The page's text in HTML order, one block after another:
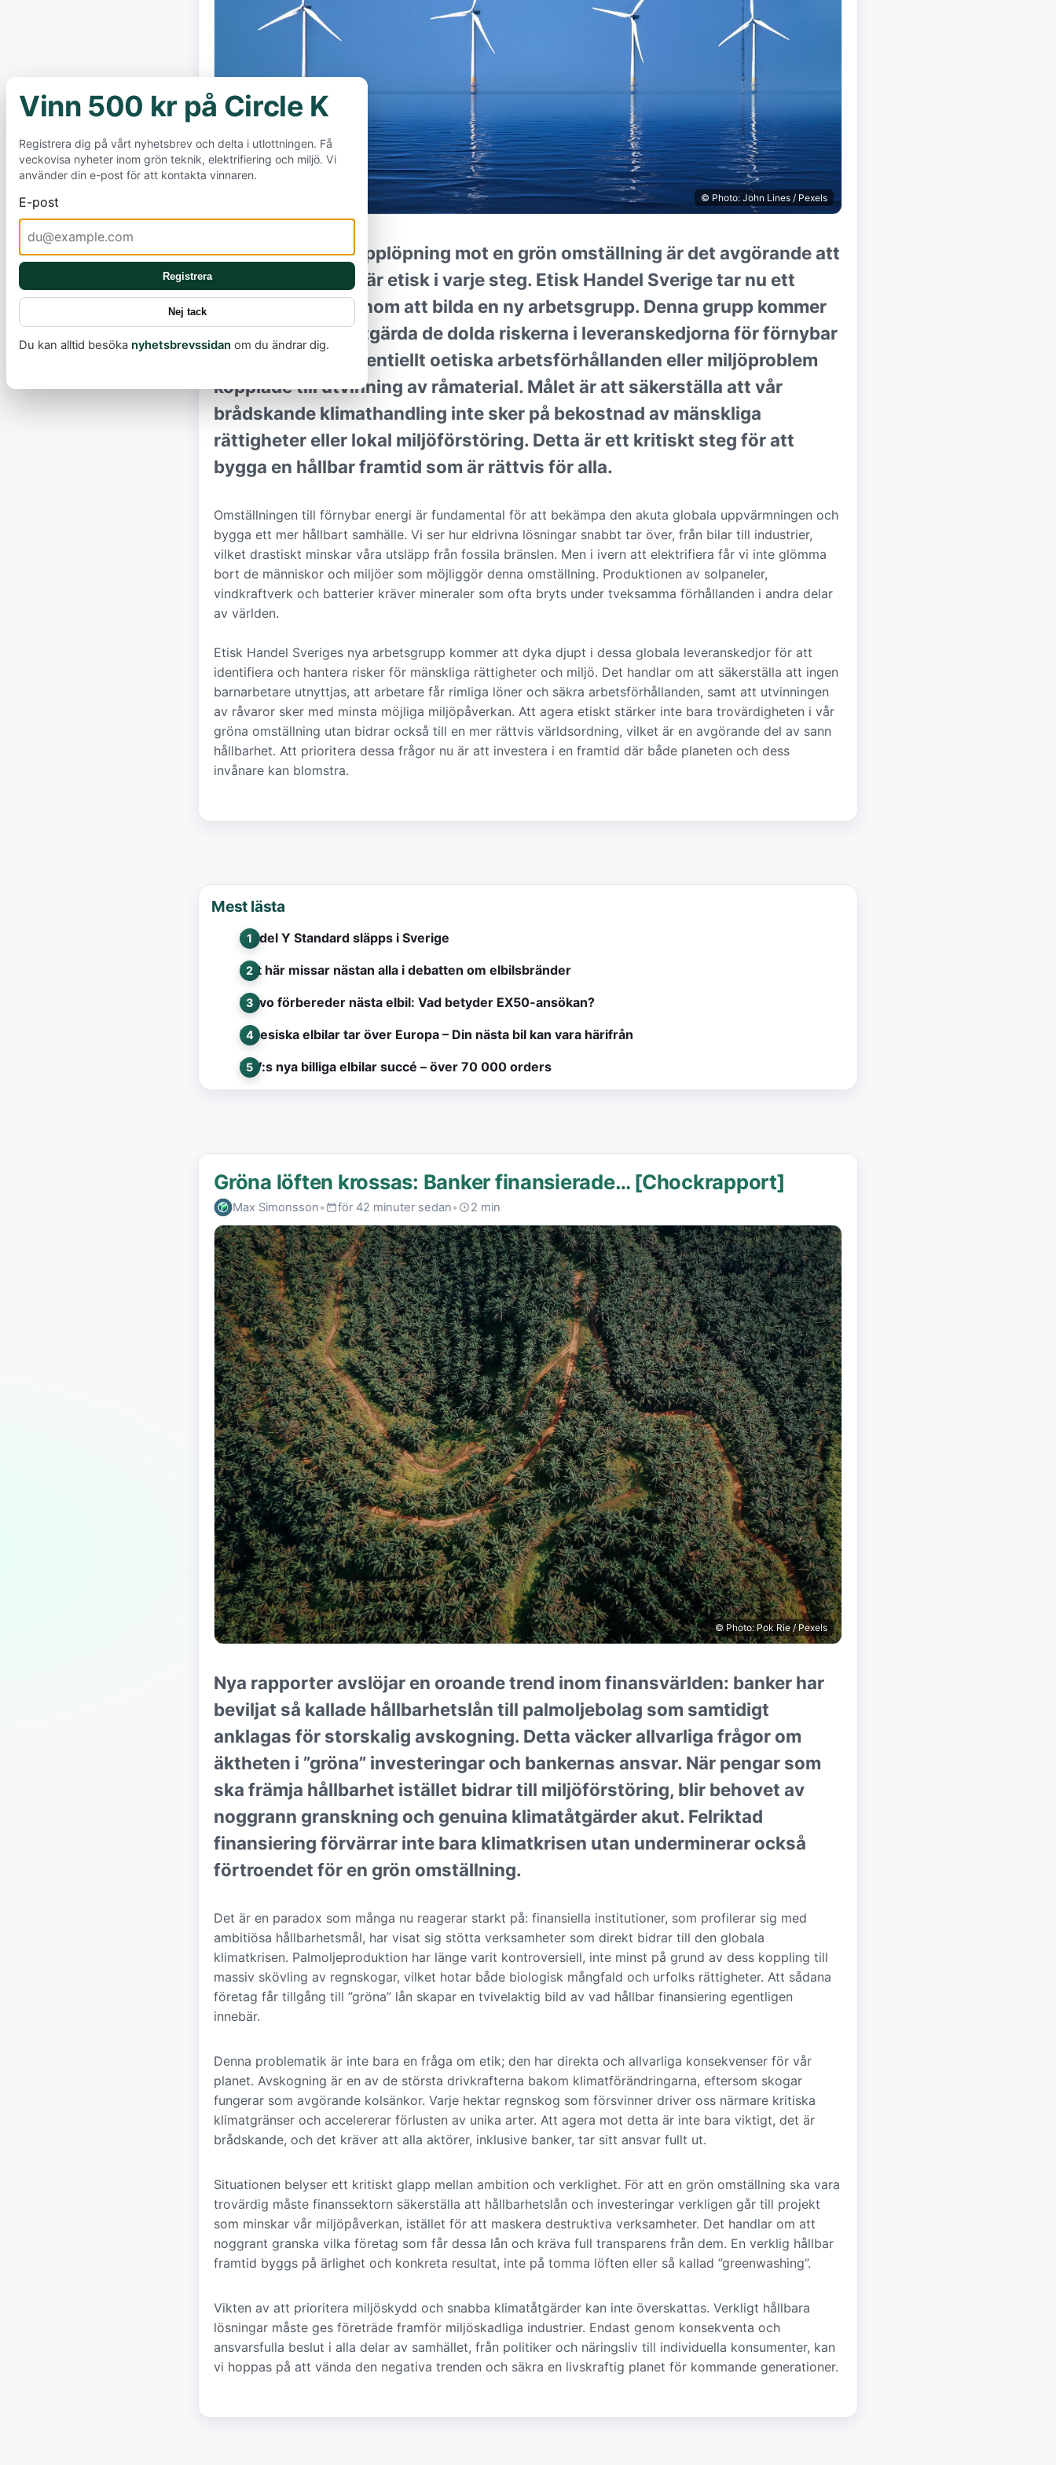
© Photo: John Lines / Pexels
Medan världen kapplöpning mot en grön omställning är det avgörande att
denna förändring är etisk i varje steg. Etisk Handel Sverige tar nu ett
viktigt initiativ genom att bilda en ny arbetsgrupp. Denna grupp kommer
att granska och åtgärda de dolda riskerna i leveranskedjorna för förnybar
energi, såsom potentiellt oetiska arbetsförhållanden eller miljöproblem
kopplade till utvinning av råmaterial. Målet är att säkerställa att vår
brådskande klimathandling inte sker på bekostnad av mänskliga
rättigheter eller lokal miljöförstöring. Detta är ett kritiskt steg för att
bygga en hållbar framtid som är rättvis för alla.
Omställningen till förnybar energi är fundamental för att bekämpa den akuta globala uppvärmningen och
bygga ett mer hållbart samhälle. Vi ser hur eldrivna lösningar snabbt tar över, från bilar till industrier,
vilket drastiskt minskar våra utsläpp från fossila bränslen. Men i ivern att elektrifiera får vi inte glömma
bort de människor och miljöer som möjliggör denna omställning. Produktionen av solpaneler,
vindkraftverk och batterier kräver mineraler som ofta bryts under tveksamma förhållanden i andra delar
av världen.
Etisk Handel Sveriges nya arbetsgrupp kommer att dyka djupt i dessa globala leveranskedjor för att
identifiera och hantera risker för mänskliga rättigheter och miljö. Det handlar om att säkerställa att ingen
barnarbetare utnyttjas, att arbetare får rimliga löner och säkra arbetsförhållanden, samt att utvinningen
av råvaror sker med minsta möjliga miljöpåverkan. Att agera etiskt stärker inte bara trovärdigheten i vår
gröna omställning utan bidrar också till en mer rättvis världsordning, vilket är en avgörande del av sann
hållbarhet. Att prioritera dessa frågor nu är att investera i en framtid där både planeten och dess
invånare kan blomstra.
Mest lästa
Model Y Standard släpps i Sverige
Det här missar nästan alla i debatten om elbilsbränder
Volvo förbereder nästa elbil: Vad betyder EX50-ansökan?
Kinesiska elbilar tar över Europa – Din nästa bil kan vara härifrån
VW:s nya billiga elbilar succé – över 70 000 orders
Gröna löften krossas: Banker finansierade… [Chockrapport]
Max Simonsson• för 42 minuter sedan• 2 min
© Photo: Pok Rie / Pexels
Nya rapporter avslöjar en oroande trend inom finansvärlden: banker har
beviljat så kallade hållbarhetslån till palmoljebolag som samtidigt
anklagas för storskalig avskogning. Detta väcker allvarliga frågor om
äktheten i ”gröna” investeringar och bankernas ansvar. När pengar som
ska främja hållbarhet istället bidrar till miljöförstöring, blir behovet av
noggrann granskning och genuina klimatåtgärder akut. Felriktad
finansiering förvärrar inte bara klimatkrisen utan underminerar också
förtroendet för en grön omställning.
Det är en paradox som många nu reagerar starkt på: finansiella institutioner, som profilerar sig med
ambitiösa hållbarhetsmål, har visat sig stötta verksamheter som direkt bidrar till den globala
klimatkrisen. Palmoljeproduktion har länge varit kontroversiell, inte minst på grund av dess koppling till
massiv skövling av regnskogar, vilket hotar både biologisk mångfald och urfolks rättigheter. Att sådana
företag får tillgång till ”gröna” lån skapar en tvivelaktig bild av vad hållbar finansiering egentligen
innebär.
Denna problematik är inte bara en fråga om etik; den har direkta och allvarliga konsekvenser för vår
planet. Avskogning är en av de största drivkrafterna bakom klimatförändringarna, eftersom skogar
fungerar som avgörande kolsänkor. Varje hektar regnskog som försvinner driver oss närmare kritiska
klimatgränser och accelererar förlusten av unika arter. Att agera mot detta är inte bara viktigt, det är
brådskande, och det kräver att alla aktörer, inklusive banker, tar sitt ansvar fullt ut.
Situationen belyser ett kritiskt glapp mellan ambition och verklighet. För att en grön omställning ska vara
trovärdig måste finanssektorn säkerställa att hållbarhetslån och investeringar verkligen går till projekt
som minskar vår miljöpåverkan, istället för att maskera destruktiva verksamheter. Det handlar om att
noggrant granska vilka företag som får dessa lån och kräva full transparens från dem. En verklig hållbar
framtid byggs på ärlighet och konkreta resultat, inte på tomma löften eller så kallad ”greenwashing”.
Vikten av att prioritera miljöskydd och snabba klimatåtgärder kan inte överskattas. Verkligt hållbara
lösningar måste ges företräde framför miljöskadliga industrier. Endast genom konsekventa och
ansvarsfulla beslut i alla delar av samhället, från politiker och näringsliv till individuella konsumenter, kan
vi hoppas på att vända den negativa trenden och säkra en livskraftig planet för kommande generationer.
Vinn 500 kr på Circle K
Registrera dig på vårt nyhetsbrev och delta i utlottningen. Få
veckovisa nyheter inom grön teknik, elektrifiering och miljö. Vi
använder din e-post för att kontakta vinnaren.
E-post
Registrera
Nej tack
Du kan alltid besöka nyhetsbrevssidan om du ändrar dig.